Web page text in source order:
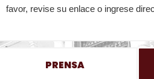
favor, revise su enlace o ingrese
PRENSA